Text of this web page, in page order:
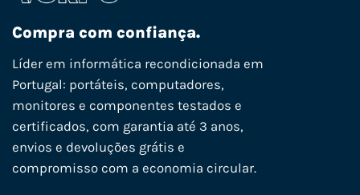
Compra com confiança.
Líder em informática recondicionada em
Portugal: portáteis, computadores,
monitores e componentes testados e
certificados, com garantia até 3 anos,
envios e devoluções grátis e
compromisso com a economia circular.